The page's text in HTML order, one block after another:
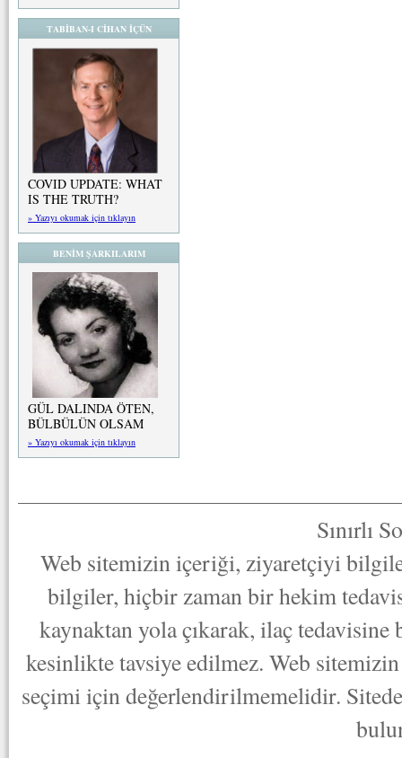
TABİBAN-I CİHAN İÇÜN
COVID UPDATE: WHAT
IS THE TRUTH?
» Yazıyı okumak için tıklayın
BENİM ŞARKILARIM
GÜL DALINDA ÖTEN,
BÜLBÜLÜN OLSAM
» Yazıyı okumak için tıklayın
Sınırlı
Web sitemizin içeriği, ziyaretçiyi
bilgiler, hiçbir zaman bir hekim
kaynaktan yola çıkarak, ilaç
kesinlikte tavsiye edilmez. Web
seçimi için değerlendirilmemelidir.